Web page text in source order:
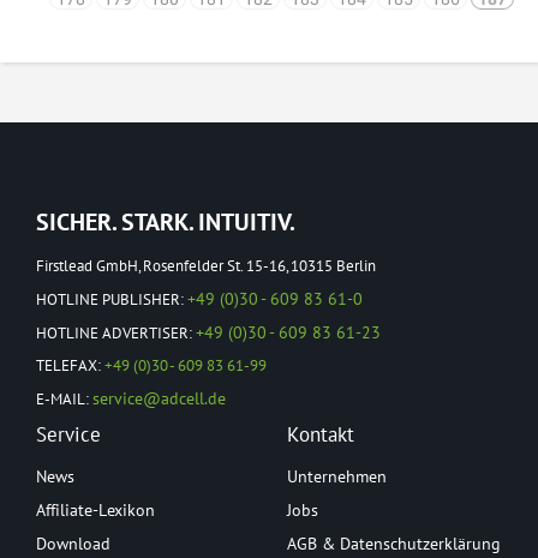
SICHER. STARK. INTUITIV.
Firstlead GmbH, Rosenfelder St. 15-16, 10315 Berlin
HOTLINE PUBLISHER:+49 (0)30 - 609 83 61-0
HOTLINE ADVERTISER:+49 (0)30 - 609 83 61-23
TELEFAX:+49 (0)30 - 609 83 61-99
E-MAIL:service@adcell.de
Service
News
Affiliate-Lexikon
Download
Kontakt
Unternehmen
Jobs
AGB & Datenschutzerklärung